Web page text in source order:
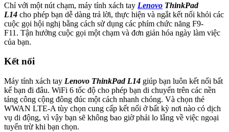
Chỉ với một nút chạm, máy tính xách tay Lenovo ThinkPad
L14 cho phép bạn dễ dàng trả lời, thực hiện và ngắt kết nối khỏi các
cuộc gọi hội nghị bằng cách sử dụng các phím chức năng F9-
F11. Tận hưởng cuộc gọi một chạm và đơn giản hóa ngày làm việc
của bạn.
Kết nối
Máy tính xách tay Lenovo ThinkPad L14 giúp bạn luôn kết nối bất
kể bạn đi đâu. WiFi 6 tốc độ cho phép bạn di chuyển trên các nền
tảng công cộng đông đúc một cách nhanh chóng. Và chọn thẻ
WWAN LTE-A tùy chọn cung cấp kết nối ở bất kỳ nơi nào có dịch
vụ di động, vì vậy bạn sẽ không bao giờ phải lo lắng về việc ngoại
tuyến trừ khi bạn chọn.